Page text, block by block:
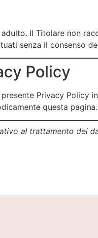
Il Titolare non
senza il consenso
Policy
Privacy Policy
questa
al trattamento dei